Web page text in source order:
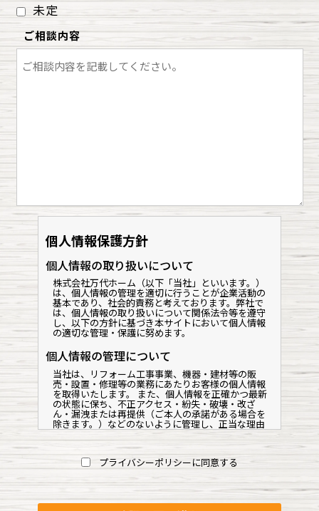
未定
ご相談内容
個人情報保護方針
個人情報の取り扱いについて
株式会社万代ホーム（以下「当社」といいます。）
は、個人情報の管理を適切に行うことが企業活動の
基本であり、社会的責務と考えております。弊社で
は、個人情報の取り扱いについて関係法令等を遵守
し、以下の方針に基づき本サイトにおいて個人情報
の適切な管理・保護に努めます。
個人情報の管理について
当社は、リフォーム工事事業、機器・建材等の販
売・設置・修理等の業務にあたりお客様の個人情報
を取得いたします。 また、個人情報を正確かつ最新
の状態に保ち、不正アクセス・紛失・破壊・改ざ
ん・漏洩または再提供（ご本人の承諾がある場合を
除きます。）などのないように管理し、正当な理由
のある場合を除き、当社もしくは当社から委託を受
けた第三者に開示・提供等は致しません。
個人情報の取り扱いに関するお問い合わせ及び個人
情報の変更等につきまして、個人情報に関するご相
談窓口（下記項目に記載しています）までご連絡下
さい。当該個人ご本人であることを当社で確認でき
た場合は、合理的範囲で速やかに対応させて戴きま
す。
プライバシーポリシーに同意する